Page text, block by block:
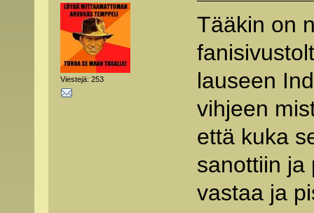
Viestejä: 253
Tääkin on
lauseen
vihjeen
että kuka
sanottiin ja
vastaa ja